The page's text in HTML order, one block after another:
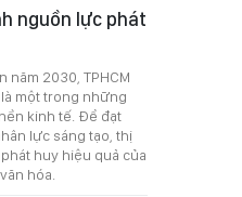
nguồn lực phát
2030, TPHCM
một trong những
kinh tế. Để đạt
lực sáng tạo, thị
huy hiệu quả của
hóa.